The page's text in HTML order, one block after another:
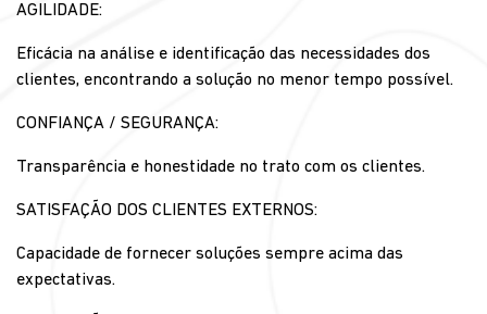
AGILIDADE:
Eficácia na análise e identificação das necessidades dos
clientes, encontrando a solução no menor tempo possível.
CONFIANÇA / SEGURANÇA:
Transparência e honestidade no trato com os clientes.
SATISFAÇÃO DOS CLIENTES EXTERNOS:
Capacidade de fornecer soluções sempre acima das
expectativas.